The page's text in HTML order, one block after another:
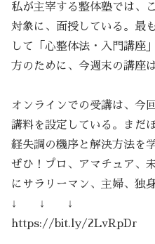
私が主宰する整体塾では、
対象に、面授している。最
して「心整体法・入門講座
方のために、今週末の講座
オンラインでの受講は、今
講料を設定している。まだ
経失調の機序と解決方法を
ぜひ！プロ、アマチュア、
にサラリーマン、主婦、独
↓ ↓ ↓
https://bit.ly/2LvRpDr